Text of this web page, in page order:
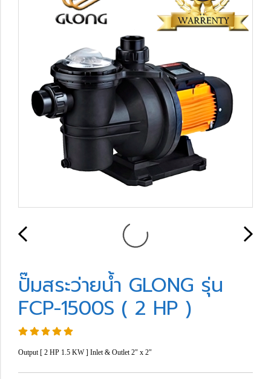
ปั๊มสระว่ายน้ำ GLONG รุ่น
FCP-1500S ( 2 HP )
Output [ 2 HP 1.5 KW ] Inlet & Outlet 2" x 2"